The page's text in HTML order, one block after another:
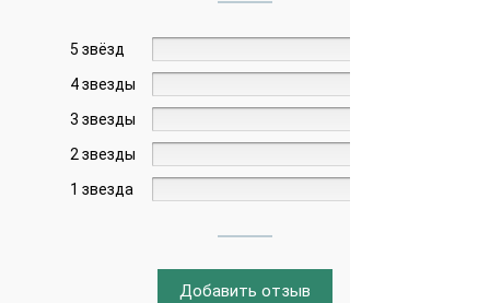
5 звёзд
4 звезды
3 звезды
2 звезды
1 звезда
Добавить отзыв